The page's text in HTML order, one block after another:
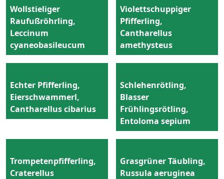
Wollstieliger
Raufußröhrling,
Leccinum
cyaneobasileucum
Violettschuppiger
Pfifferling,
Cantharellus
amethysteus
Echter Pfifferling,
Eierschwammerl,
Cantharellus cibarius
Schlehenrötling,
Blasser
Frühlingsrötling,
Entoloma sepium
Trompetenpfifferling,
Craterellus
Grasgrüner Täubling,
Russula aeruginea